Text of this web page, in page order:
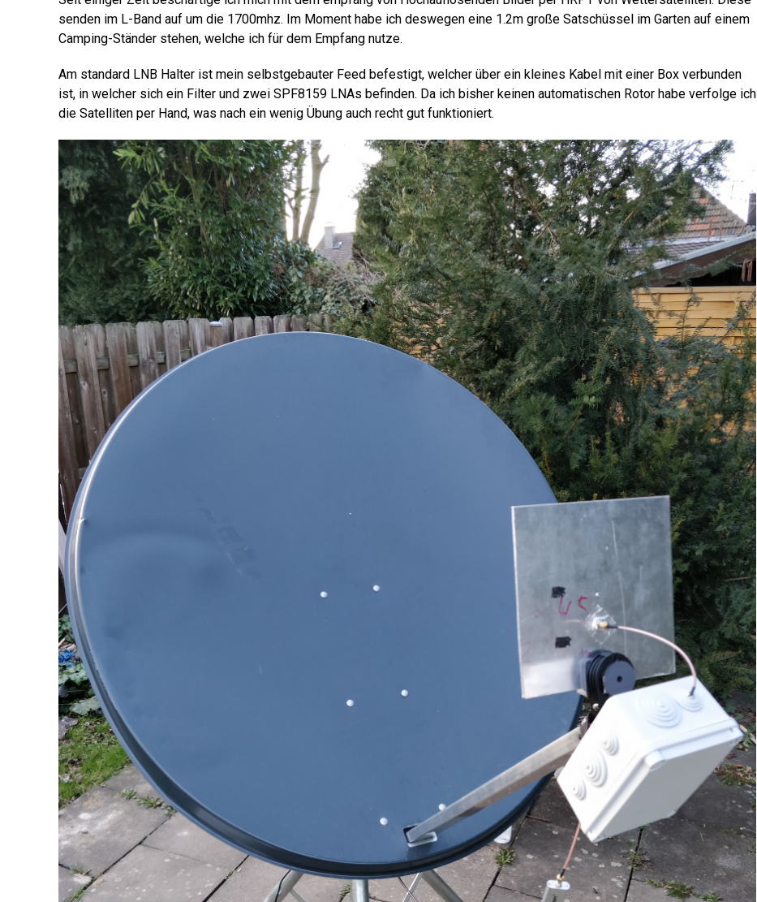
senden im L-Band auf um die 1700mhz. Im Moment habe ich deswegen eine 1.2m große Satschüssel im Garten auf einem
Camping-Ständer stehen, welche ich für dem Empfang nutze.
Am standard LNB Halter ist mein selbstgebauter Feed befestigt, welcher über ein kleines Kabel mit einer Box verbunden
ist, in welcher sich ein Filter und zwei SPF8159 LNAs befinden. Da ich bisher keinen automatischen Rotor habe verfolge ich
die Satelliten per Hand, was nach ein wenig Übung auch recht gut funktioniert.